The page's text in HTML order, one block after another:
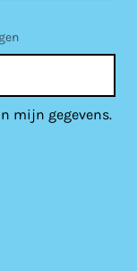
mijn gegevens.